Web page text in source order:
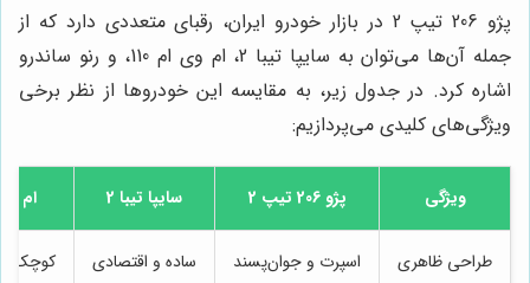
پژو 206 تیپ 2 در بازار خودرو ایران، رقبای متعددی دارد که از
جمله آن‌ها می‌توان به سایپا تیبا 2، ام وی ام 110، و رنو ساندرو
اشاره کرد. در جدول زیر، به مقایسه این خودروها از نظر برخی
ویژگی‌های کلیدی می‌پردازیم:
ویژگی پژو 206 تیپ 2 سایپا تیبا 2 ام وی
طراحی ظاهری اسپرت و جوان‌پسند ساده و اقتصادی کوچک